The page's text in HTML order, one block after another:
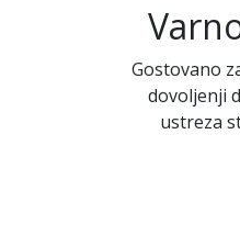
Gostovano
dovoljenji
ustreza